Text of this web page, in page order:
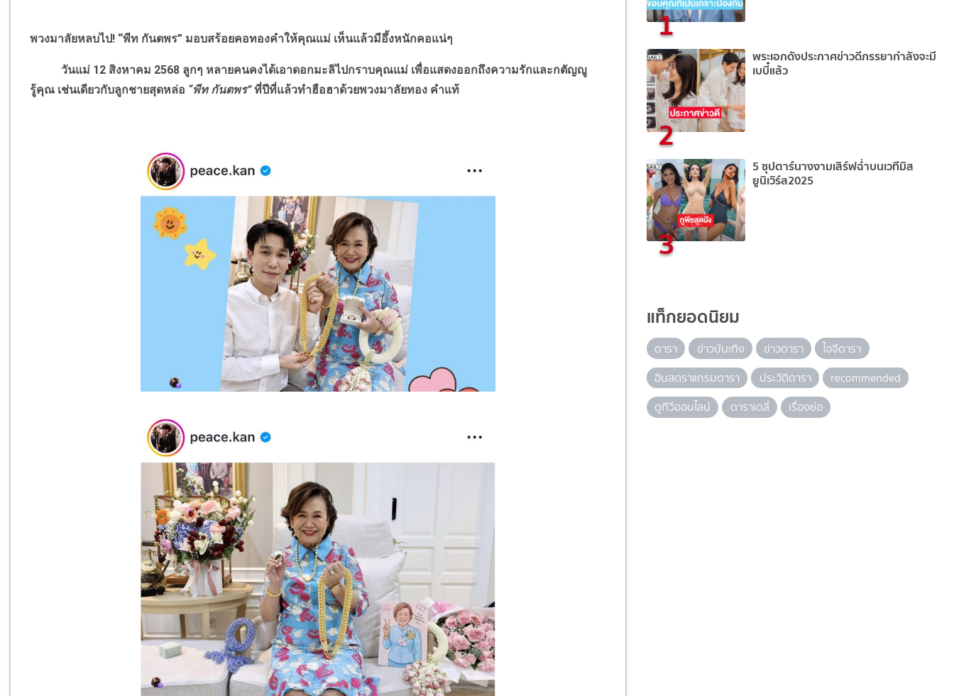
พวงมาลัยหลบไป! “พีท กันตพร” มอบสร้อยคอทองคำให้คุณแม่ เห็นแล้วมีอึ้งหนักคอแน่ๆ
วันแม่ 12 สิงหาคม 2568 ลูกๆ หลายคนคงได้เอาดอกมะลิไปกราบคุณแม่ เพื่อแสดงออกถึงความรักและกตัญญู
รู้คุณ เช่นเดียวกับลูกชายสุดหล่อ “พีท กันตพร”ที่ปีที่แล้วทำฮือฮาด้วยพวงมาลัยทอง คำแท้
1
2
พระเอกดังประกาศข่าวดีภรรยากำลังจะมี
เบบี๋แล้ว
3
5 ซุปตาร์นางงามเสิร์ฟฉ่ำบนเวทีมิส
ยูนิเวิร์ส2025
แท็กยอดนิยม
ดารา ข่าวบันเทิง ข่าวดารา
ไอจีดารา
อินสตราแกรมดารา
ประวัติดารา
recommended
ดูทีวีออนไลน์
ดาราเดลี่ เรื่องย่อ